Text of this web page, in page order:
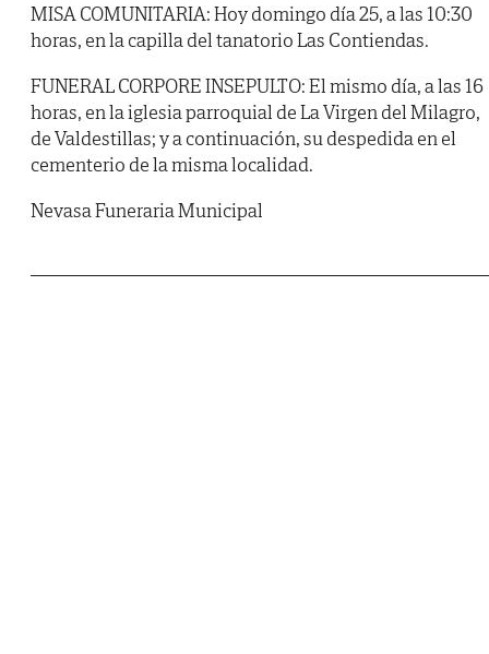
MISA COMUNITARIA: Hoy domingo día 25, a las 10:30
horas, en la capilla del tanatorio Las Contiendas.
FUNERAL CORPORE INSEPULTO: El mismo día, a las 16
horas, en la iglesia parroquial de La Virgen del Milagro,
de Valdestillas; y a continuación, su despedida en el
cementerio de la misma localidad.
Nevasa Funeraria Municipal